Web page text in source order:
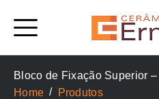
Bloco de Fixação Superior
Home
Produtos